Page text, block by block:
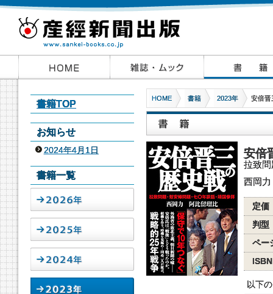
書籍TOP
お知らせ
2024年4月1日
書籍一覧
HOME 書籍 2023年 安倍
安倍
拉致
西岡
定価
判型
ペー
ISBN
以下